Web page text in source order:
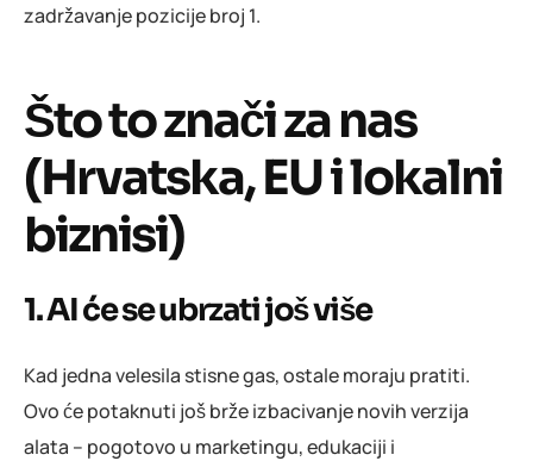
zadržavanje pozicije broj 1.
Što to znači za nas
(Hrvatska, EU i lokalni
biznisi)
1. AI će se ubrzati još više
Kad jedna velesila stisne gas, ostale moraju pratiti.
Ovo će potaknuti još brže izbacivanje novih verzija
alata – pogotovo u marketingu, edukaciji i